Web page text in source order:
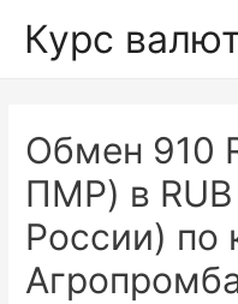
Курс
Обмен 910
ПМР) в
России) по